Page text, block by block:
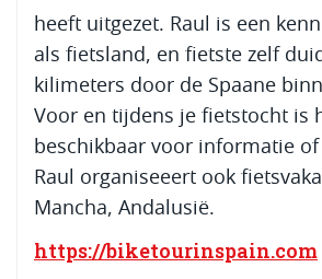
heeft uitgezet. Raul is een
als fietsland, en fietste zelf
kilimeters door de Spaane
Voor en tijdens je fietstocht is
beschikbaar voor informatie
Raul organiseeert ook
Mancha, Andalusië.
https://biketourinspain.com